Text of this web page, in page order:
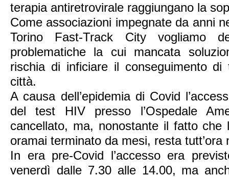
terapia antiretrovirale raggiungano la
Come associazioni impegnate da anni
Torino Fast-Track City vogliamo
problematiche la cui mancata
rischia di inficiare il conseguimento
città.
A causa dell’epidemia di Covid
del test HIV presso l’Ospedale
cancellato, ma, nonostante il fatto
oramai terminato da mesi, resta
In era pre-Covid l’accesso era
venerdì dalle 7.30 alle 14.00, ma